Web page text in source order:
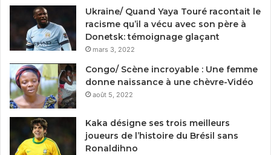
Ukraine/ Quand Yaya Touré racontait le
racisme qu’il a vécu avec son père à
Donetsk: témoignage glaçant
mars 3, 2022
Congo/ Scène incroyable : Une femme
donne naissance à une chèvre-Vidéo
août 5, 2022
Kaka désigne ses trois meilleurs
joueurs de l’histoire du Brésil sans
Ronaldihno